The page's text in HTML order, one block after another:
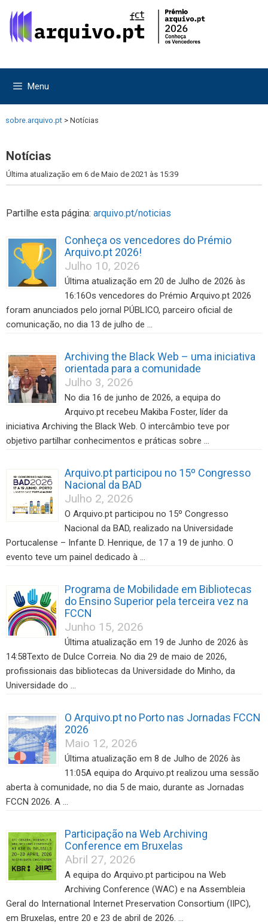
para
para
Menu
sobre.arquivo.pt > Notícias
Notícias
Última atualização em 6 de Maio de 2021 às 15:39
Partilhe esta página: arquivo.pt/noticias
Conheça os vencedores do Prémio
Arquivo.pt 2026!
Julho 10, 2026
Última atualização em 20 de Julho de 2026 às
16:16Os vencedores do Prémio Arquivo.pt 2026
foram anunciados pelo jornal PÚBLICO, parceiro oficial de
comunicação, no dia 13 de julho de …
Archiving the Black Web – uma iniciativa
orientada para a comunidade
Julho 3, 2026
No dia 16 de junho de 2026, a equipa do
Arquivo.pt recebeu Makiba Foster, líder da
iniciativa Archiving the Black Web. O intercâmbio teve por
objetivo partilhar conhecimentos e práticas sobre …
Arquivo.pt participou no 15º Congresso
Nacional da BAD
Julho 2, 2026
O Arquivo.pt participou no 15º Congresso
Nacional da BAD, realizado na Universidade
Portucalense – Infante D. Henrique, de 17 a 19 de junho. O
evento teve um painel dedicado à …
Programa de Mobilidade em Bibliotecas
do Ensino Superior pela terceira vez na
FCCN
Junho 15, 2026
Última atualização em 19 de Junho de 2026 às
14:58Texto de Dulce Correia. No dia 29 de maio de 2026,
profissionais das bibliotecas da Universidade do Minho, da
Universidade do …
O Arquivo.pt no Porto nas Jornadas FCCN
2026
Maio 12, 2026
Última atualização em 8 de Julho de 2026 às
11:05A equipa do Arquivo.pt realizou uma sessão
aberta à comunidade, no dia 5 de maio, durante as Jornadas
FCCN 2026. A …
Participação na Web Archiving
Conference em Bruxelas
Abril 27, 2026
A equipa do Arquivo.pt participou na Web
Archiving Conference (WAC) e na Assembleia
Geral do International Internet Preservation Consortium (IIPC),
em Bruxelas, entre 20 e 23 de abril de 2026. …